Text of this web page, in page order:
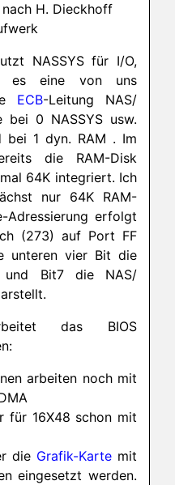
nach H. Dieckhoff
NASSYSfür I/O,
es eine von uns
ECB-Leitung NAS/
bei 0 NASSYS usw.
bei 1 dyn. RAM . Im
die RAM-Disk
64K integriert. Ich
nur 64K RAM-
Adressierung erfolgt
(273) auf Port FF
unteren vier Bit die
und Bit7 die NAS/
das BIOS
arbeiten noch mit
für 16X48 schon mit
die Grafik-Karte mit
eingesetzt werden.